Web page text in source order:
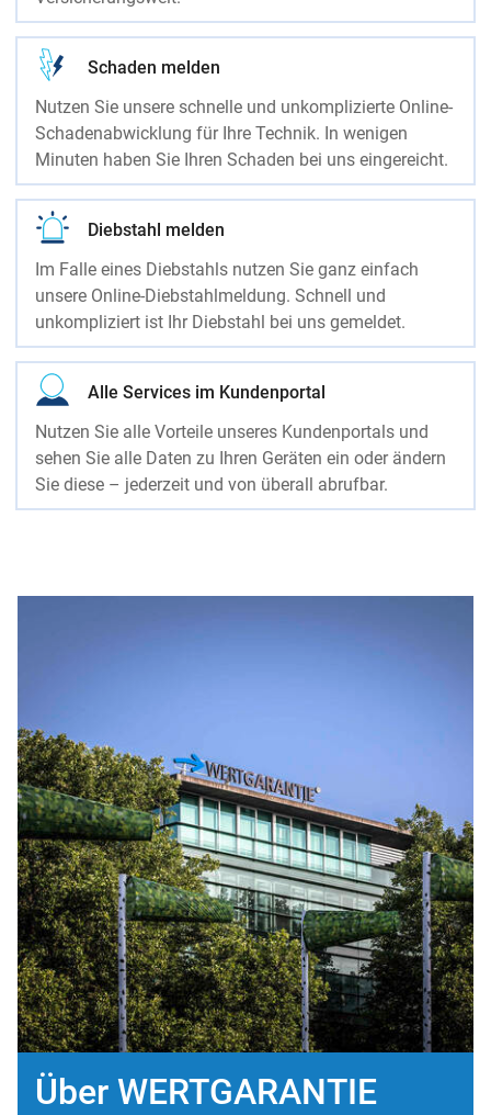
Schaden melden
Nutzen Sie unsere schnelle und unkomplizierte Online-
Schadenabwicklung für Ihre Technik. In wenigen
Minuten haben Sie Ihren Schaden bei uns eingereicht.
Diebstahl melden
Im Falle eines Diebstahls nutzen Sie ganz einfach
unsere Online-Diebstahlmeldung. Schnell und
unkompliziert ist Ihr Diebstahl bei uns gemeldet.
Alle Services im Kundenportal
Nutzen Sie alle Vorteile unseres Kundenportals und
sehen Sie alle Daten zu Ihren Geräten ein oder ändern
Sie diese – jederzeit und von überall abrufbar.
Über WERTGARANTIE